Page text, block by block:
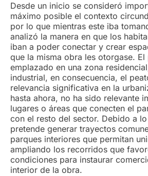
Desde un inicio se consideró
máximo posible el contexto
por lo que mientras este iba
analizó la manera en que los
iban a poder conectar y crear
que la misma obra les otorgase.
emplazado en una zona
industrial, en consecuencia, el
relevancia significativa en la
hasta ahora, no ha sido relevante
lugares o áreas que conecten el
con el resto del sector. Debido a
pretende generar trayectos
parques interiores que permitan
ampliando los recorridos que
condiciones para instaurar
interior de la obra.